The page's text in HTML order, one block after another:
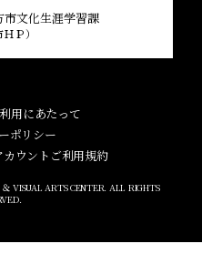
文化生涯学習課
Ｐ）
用にあたって
ポリシー
ウントご利用規約
VISUAL ARTS CENTER. ALL RIGHTS